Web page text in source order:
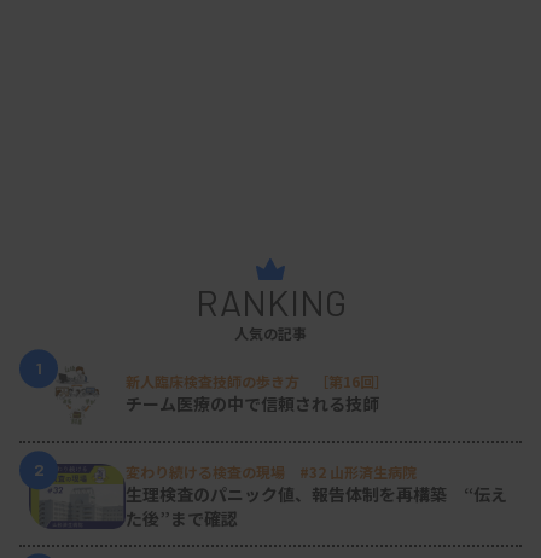
RANKING
人気の記事
1
新人臨床検査技師の歩き方 ［第16回］
チーム医療の中で信頼される技師
2 変わり続ける検査の現場 #32 山形済生病院
生理検査のパニック値、報告体制を再構築 “伝え
た後”まで確認